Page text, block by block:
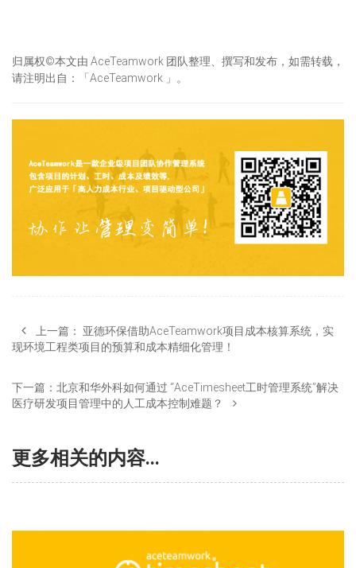
归属权©本文由 AceTeamwork 团队整理、撰写和发布，如需转载，
请注明出自：「AceTeamwork 」。
上一篇： 亚德环保借助AceTeamwork项目成本核算系统，实
现环境工程类项目的预算和成本精细化管理！
下一篇： 北京和华外科如何通过 “AceTimesheet工时管理系统”解决
医疗研发项目管理中的人工成本控制难题？
更多相关的内容...